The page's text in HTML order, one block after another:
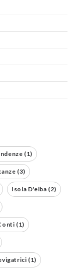
(1)
(3)
Isola D'elba (2)
(1)
(1)